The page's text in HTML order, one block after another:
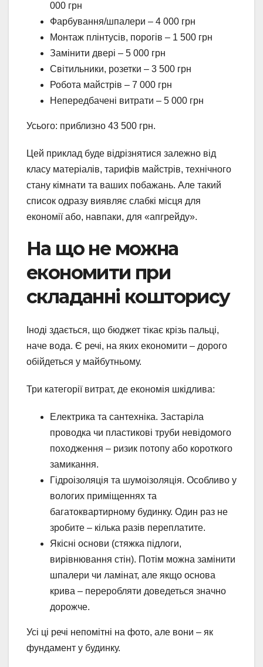
000 грн
Фарбування/шпалери – 4 000 грн
Монтаж плінтусів, порогів – 1 500 грн
Замінити двері – 5 000 грн
Світильники, розетки – 3 500 грн
Робота майстрів – 7 000 грн
Непередбачені витрати – 5 000 грн
Усього: приблизно 43 500 грн.
Цей приклад буде відрізнятися залежно від
класу матеріалів, тарифів майстрів, технічного
стану кімнати та ваших побажань. Але такий
список одразу виявляє слабкі місця для
економії або, навпаки, для «апгрейду».
На що не можна
економити при
складанні кошторису
Іноді здається, що бюджет тікає крізь пальці,
наче вода. Є речі, на яких економити – дорого
обійдеться у майбутньому.
Три категорії витрат, де економія шкідлива:
Електрика та сантехніка. Застаріла
проводка чи пластикові труби невідомого
походження – ризик потопу або короткого
замикання.
Гідроізоляція та шумоізоляція. Особливо у
вологих приміщеннях та
багатоквартирному будинку. Один раз не
зробите – кілька разів переплатите.
Якісні основи (стяжка підлоги,
вирівнювання стін). Потім можна замінити
шпалери чи ламінат, але якщо основа
крива – переробляти доведеться значно
дорожче.
Усі ці речі непомітні на фото, але вони – як
фундамент у будинку.